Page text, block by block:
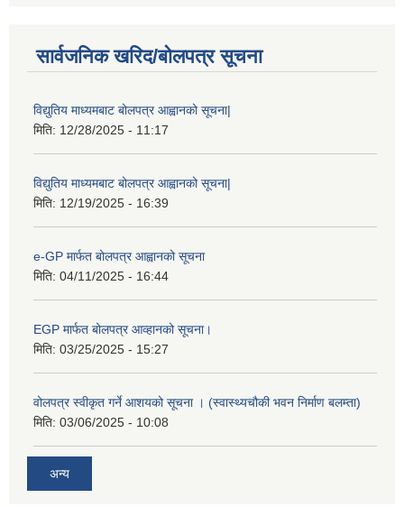
सार्वजनिक खरिद/बोलपत्र सूचना
विद्युतिय माध्यमबाट बोलपत्र आह्वानको सूचना|
मिति: 12/28/2025 - 11:17
विद्युतिय माध्यमबाट बोलपत्र आह्वानको सूचना|
मिति: 12/19/2025 - 16:39
e-GP मार्फत बोलपत्र आह्वानको सूचना
मिति: 04/11/2025 - 16:44
EGP मार्फत बोलपत्र आव्हानको सूचना।
मिति: 03/25/2025 - 15:27
वोलपत्र स्वीकृत गर्ने आशयको सूचना । (स्वास्थ्यचौकी भवन निर्माण बलम्ता)
मिति: 03/06/2025 - 10:08
अन्य